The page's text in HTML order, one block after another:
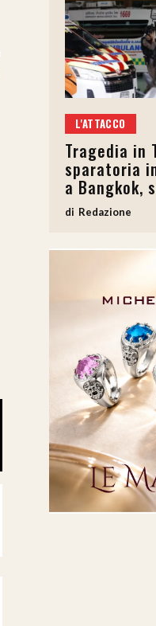
L'ATTACCO
Tragedia in
sparatoria
a Bangkok,
Redazione